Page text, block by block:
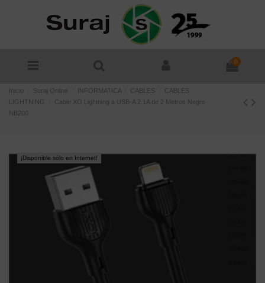
0
Inicio Suraj Online INFORMATICA CABLES
CABLES
LIGHTNING
Cable XO Lightning a USB-A 2.1A de 2 Metros Negro
NB200
¡Disponible sólo en Internet!